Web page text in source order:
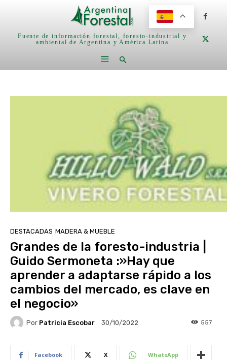
Fuente de información forestal, foresto-industrial y
ambiental de Argentina y América Latina
DESTACADAS MADERA & MUEBLE
Grandes de la foresto-industria |
Guido Sermoneta :»Hay que
aprender a adaptarse rápido a los
cambios del mercado, es clave en
el negocio»
Por Patricia Escobar 30/10/2022 557
Facebook X WhatsApp